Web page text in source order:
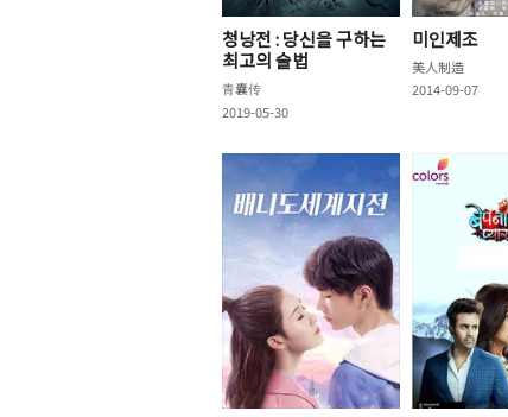
청낭전 : 당신을 구하는
최고의 술법
青囊传
2019-05-30
미인제조
美人制造
2014-09-07